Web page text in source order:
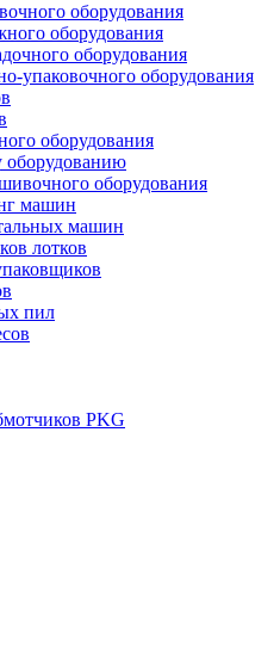
оборудования
оборудования
оборудования
упаковочного оборудования
оборудования
оборудования
машин
машин
лотков
пил
PKG